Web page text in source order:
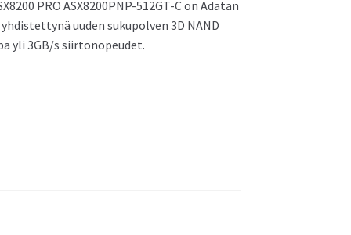
Asus NUC 12 Pro Mini PC
PRO ASX8200PNP-512GT-C on Adatan
uuden sukupolven 3D NAND
yli 3GB/s siirtonopeudet.